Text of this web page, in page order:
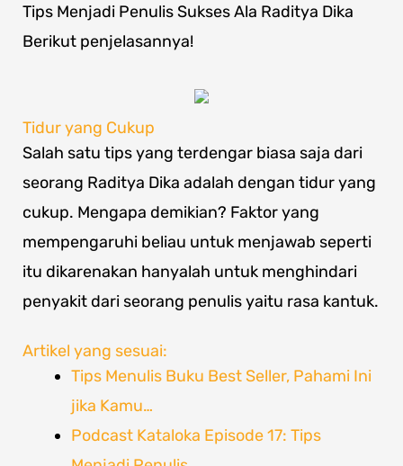
Tips Menjadi Penulis Sukses Ala Raditya Dika
Berikut penjelasannya!
Tidur yang Cukup
Salah satu tips yang terdengar biasa saja dari
seorang Raditya Dika adalah dengan tidur yang
cukup. Mengapa demikian? Faktor yang
mempengaruhi beliau untuk menjawab seperti
itu dikarenakan hanyalah untuk menghindari
penyakit dari seorang penulis yaitu rasa kantuk.
Artikel yang sesuai:
Tips Menulis Buku Best Seller, Pahami Ini
jika Kamu…
Podcast Kataloka Episode 17: Tips